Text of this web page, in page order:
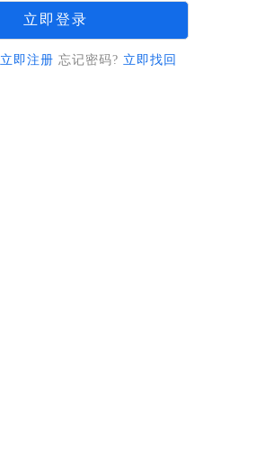
立即登录
立即注册 忘记密码? 立即找回